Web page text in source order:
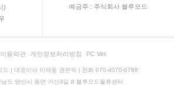
)
예금주 : 주식회사 블루모드
이용약관 개인정보처리방침 PC Ver.
드 | 대표이사 이재동 권은숙 | 전화 070-4070-6786
도 양산시 동면 가산3길 8 블루모드물류센터